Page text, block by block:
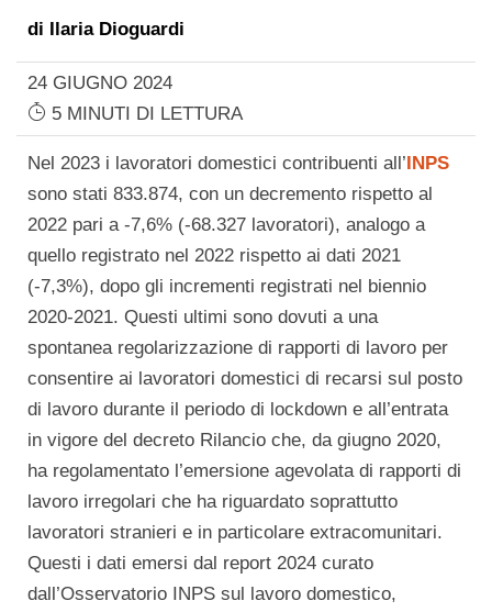
di Ilaria Dioguardi
24 GIUGNO 2024
5 MINUTI DI LETTURA
Nel 2023 i lavoratori domestici contribuenti all’INPS
sono stati 833.874, con un decremento rispetto al
2022 pari a -7,6% (-68.327 lavoratori), analogo a
quello registrato nel 2022 rispetto ai dati 2021
(-7,3%), dopo gli incrementi registrati nel biennio
2020-2021. Questi ultimi sono dovuti a una
spontanea regolarizzazione di rapporti di lavoro per
consentire ai lavoratori domestici di recarsi sul posto
di lavoro durante il periodo di lockdown e all’entrata
in vigore del decreto Rilancio che, da giugno 2020,
ha regolamentato l’emersione agevolata di rapporti di
lavoro irregolari che ha riguardato soprattutto
lavoratori stranieri e in particolare extracomunitari.
Questi i dati emersi dal report 2024 curato
dall’Osservatorio INPS sul lavoro domestico,